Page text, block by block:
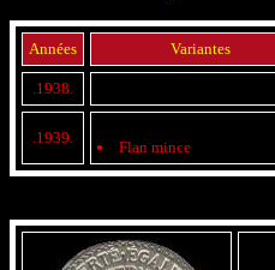
Années Variantes
.1938.
.1939.
Flan mince